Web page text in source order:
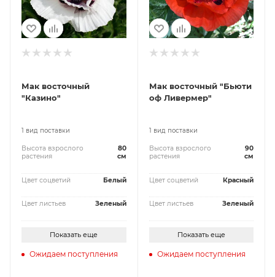
Мак восточный
"Казино"
1 вид поставки
Высота взрослого
растения
80
см
Цвет соцветий Белый
Цвет листьев Зеленый
Показать еще
Ожидаем поступления
Мак восточный "Бьюти
оф Ливермер"
1 вид поставки
Высота взрослого
растения
90
см
Цвет соцветий Красный
Цвет листьев Зеленый
Показать еще
Ожидаем поступления